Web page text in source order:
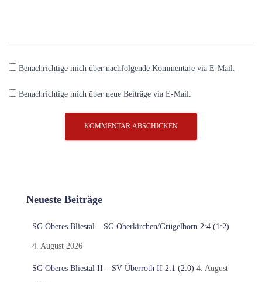
Benachrichtige mich über nachfolgende Kommentare via E-Mail.
Benachrichtige mich über neue Beiträge via E-Mail.
Neueste Beiträge
SG Oberes Bliestal – SG Oberkirchen/Grügelborn 2:4 (1:2)
4. August 2026
SG Oberes Bliestal II – SV Überroth II 2:1 (2:0) 4. August